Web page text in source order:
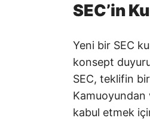
SEC’in
Yeni bir SEC
konsept
SEC, teklifin
Kamuoyundan
kabul etmek